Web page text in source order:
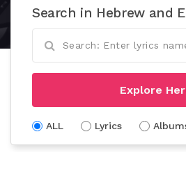
Search in Hebrew and
Explore
ALL Lyrics